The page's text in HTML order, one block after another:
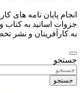
انجام پایان نامه های
جزوات اساتید به کتاب
به کارآفرینان و
جستجو
جستجو